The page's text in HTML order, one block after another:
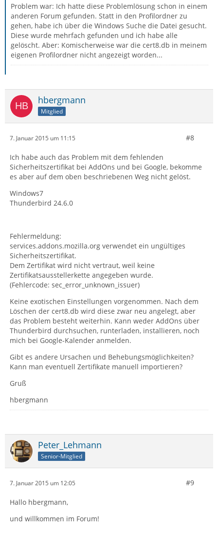
Problem war: Ich hatte diese Problemlösung schon in einem
anderen Forum gefunden. Statt in den Profilordner zu
gehen, habe ich über die Windows Suche die Datei gesucht.
Diese wurde mehrfach gefunden und ich habe alle
gelöscht. Aber: Komischerweise war die cert8.db in meinem
eigenen Profilordner nicht angezeigt worden...
hbergmann
Mitglied
7. Januar 2015 um 11:15 #8
Ich habe auch das Problem mit dem fehlenden
Sicherheitszertifikat bei AddOns und bei Google, bekomme
es aber auf dem oben beschriebenen Weg nicht gelöst.
Windows7
Thunderbird 24.6.0
Fehlermeldung:
services.addons.mozilla.org verwendet ein ungültiges
Sicherheitszertifikat.
Dem Zertifikat wird nicht vertraut, weil keine
Zertifikatsausstellerkette angegeben wurde.
(Fehlercode: sec_error_unknown_issuer)
Keine exotischen Einstellungen vorgenommen. Nach dem
Löschen der cert8.db wird diese zwar neu angelegt, aber
das Problem besteht weiterhin. Kann weder AddOns über
Thunderbird durchsuchen, runterladen, installieren, noch
mich bei Google-Kalender anmelden.
Gibt es andere Ursachen und Behebungsmöglichkeiten?
Kann man eventuell Zertifikate manuell importieren?
Gruß
hbergmann
Peter_Lehmann
Senior-Mitglied
7. Januar 2015 um 12:05 #9
Hallo hbergmann,
und willkommen im Forum!